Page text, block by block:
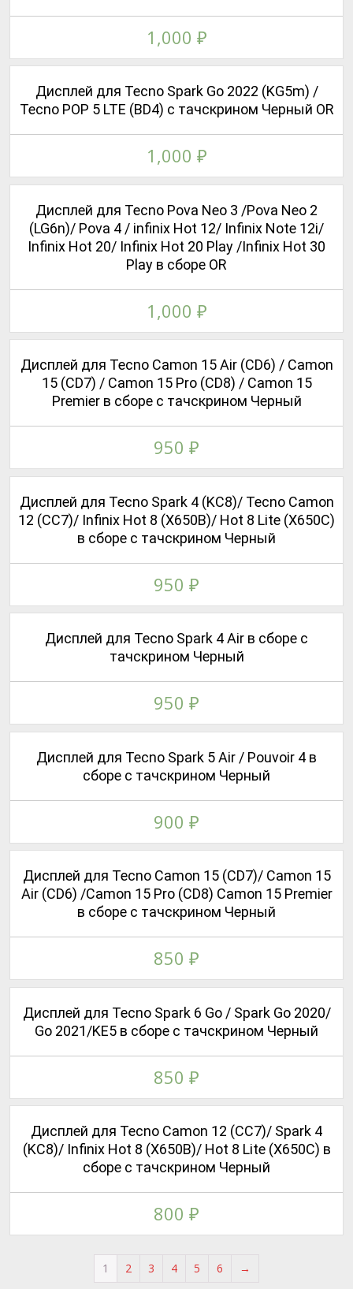
Дисплей для Tecno Camon 12 (CC7)/ Spark 4
(KC8)/ Infinix Hot 8 (X650B)/ Hot 8 Lite (X650C) в
сборе с тачскрином Черный
800 ₽
Дисплей для Tecno Spark 6 Go / Spark Go 2020/
Go 2021/KE5 в сборе с тачскрином Черный
850 ₽
Дисплей для Tecno Camon 15 (CD7)/ Camon 15
Air (CD6) /Camon 15 Pro (CD8) Camon 15 Premier
в сборе с тачскрином Черный
850 ₽
Дисплей для Tecno Spark 5 Air / Pouvoir 4 в
сборе с тачскрином Черный
900 ₽
Дисплей для Tecno Spark 4 Air в сборе с
тачскрином Черный
950 ₽
Дисплей для Tecno Spark 4 (KC8)/ Tecno Camon
12 (CC7)/ Infinix Hot 8 (X650B)/ Hot 8 Lite (X650C)
в сборе с тачскрином Черный
950 ₽
Дисплей для Tecno Camon 15 Air (CD6) / Camon
15 (CD7) / Camon 15 Pro (CD8) / Camon 15
Premier в сборе с тачскрином Черный
950 ₽
Дисплей для Tecno Pova Neo 3 /Pova Neo 2
(LG6n)/ Pova 4 / infinix Hot 12/ Infinix Note 12i/
Infinix Hot 20/ Infinix Hot 20 Play /Infinix Hot 30
Play в сборе OR
1,000 ₽
Дисплей для Tecno Spark Go 2022 (KG5m) /
Tecno POP 5 LTE (BD4) с тачскрином Черный OR
1,000 ₽
1,000 ₽
1 2 3 4 5 6 →